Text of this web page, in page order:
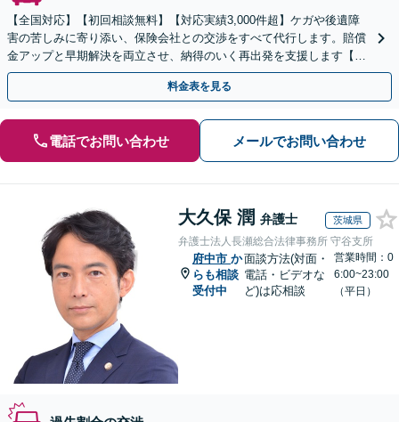
【全国対応】【初回相談無料】【対応実績3,000件超】ケガや後遺障
害の苦しみに寄り添い、保険会社との交渉をすべて代行します。賠償
金アップと早期解決を両立させ、納得のいく再出発を支援します【夜
間や休日相談可】
料金表を見る
電話でお問い合わせ メールでお問い合わせ
大久保 潤 弁護士 茨城県
弁護士法人長瀬総合法律事務所 守谷支所
府中市 か
らも相談
受付中
面談方法(対面・
電話・ビデオな
ど)は応相談
営業時間：0
6:00~23:00
（平日）